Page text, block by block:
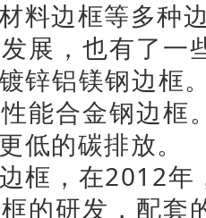
料边框等多种
展，也有了一
锌铝镁钢边框
能合金钢边框
低的碳排放。
框，在2012年
的研发，配套